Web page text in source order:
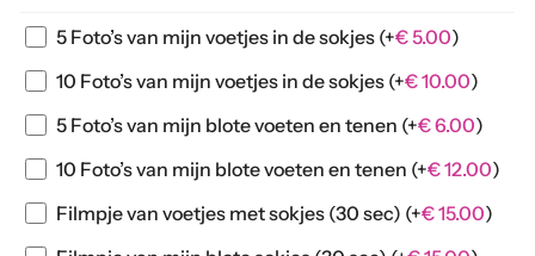
5 Foto’s van mijn voetjes in de sokjes (+€5.00)
10 Foto’s van mijn voetjes in de sokjes (+€10.00)
5 Foto’s van mijn blote voeten en tenen (+€6.00)
10 Foto’s van mijn blote voeten en tenen (+€12.00)
Filmpje van voetjes met sokjes (30 sec) (+€15.00)